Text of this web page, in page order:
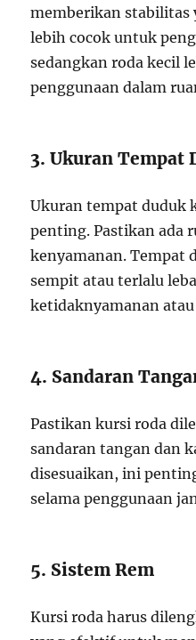
memberikan stabilitas
lebih cocok untuk
sedangkan roda kecil
penggunaan dalam
3. Ukuran Tempat
Ukuran tempat duduk
penting. Pastikan ada
kenyamanan. Tempat
sempit atau terlalu
ketidaknyamanan
4. Sandaran
Pastikan kursi roda
sandaran tangan dan
disesuaikan, ini
selama penggunaan
5. Sistem Rem
Kursi roda harus